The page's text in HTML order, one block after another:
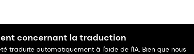
concernant la traduction
traduite automatiquement à l'aide de l'IA. Bien que nous